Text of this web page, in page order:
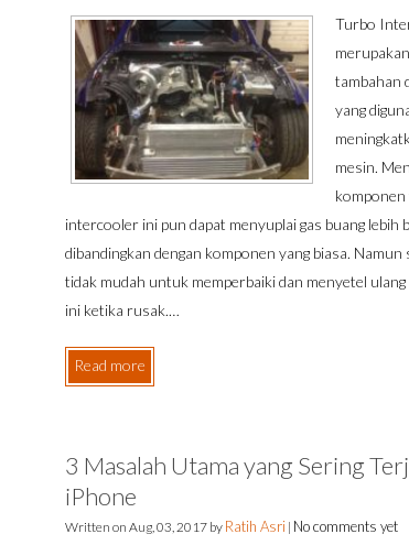
Turbo
tambahan
yang
mesin.
intercooler ini pun dapat menyuplai gas buang lebih
dibandingkan dengan komponen yang biasa. Namun
tidak mudah untuk memperbaiki dan menyetel
ini ketika rusak.…
Read more
3 Masalah Utama yang Sering
iPhone
Written on Aug, 03, 2017 by Ratih Asri | No comments yet